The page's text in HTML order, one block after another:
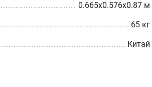
0.665x0.576x0.87 м
65 кг
Китай